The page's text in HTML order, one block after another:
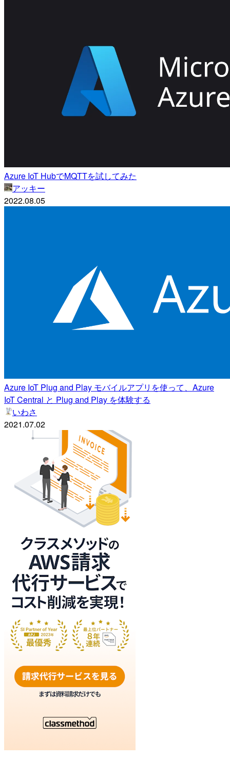
Azure IoT HubでMQTTを試してみた
アッキー
2022.08.05
Azure IoT Plug and Play モバイルアプリを使って、Azure
IoT Central と Plug and Play を体験する
いわさ
2021.07.02